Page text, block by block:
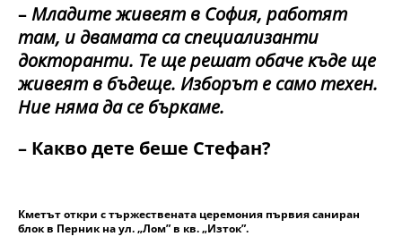
–Младите живеят в София, работят
там, и двамата са специализанти
докторанти. Те ще решат обаче къде ще
живеят в бъдеще. Изборът е само техен.
Ние няма да се бъркаме.
– Какво дете беше Стефан?
Кметът откри с тържествената церемония първия саниран
блок в Перник на ул. „Лом” в кв. „Изток”.